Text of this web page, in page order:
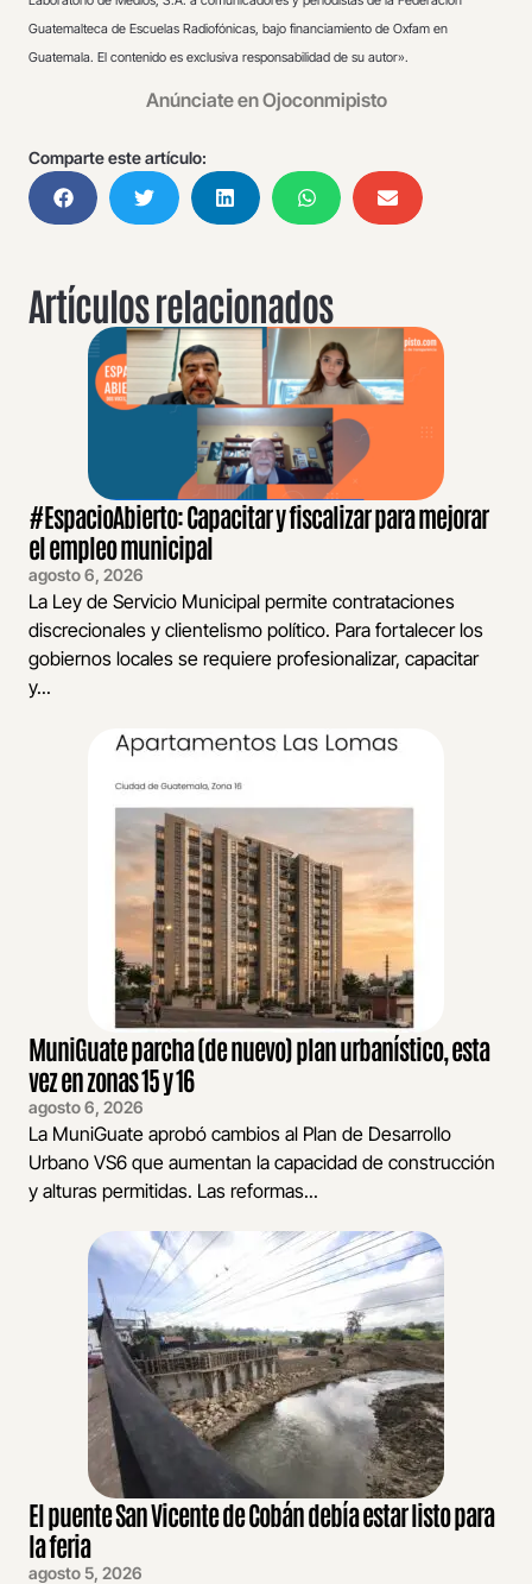
Guatemalteca de Escuelas Radiofónicas, bajo financiamiento de Oxfam en
Guatemala. El contenido es exclusiva responsabilidad de su autor».
Anúnciate en Ojoconmipisto
Comparte este artículo:
Artículos relacionados
#EspacioAbierto: Capacitar y fiscalizar para mejorar
el empleo municipal
agosto 6, 2026
La Ley de Servicio Municipal permite contrataciones
discrecionales y clientelismo político. Para fortalecer los
gobiernos locales se requiere profesionalizar, capacitar
y...
MuniGuate parcha (de nuevo) plan urbanístico, esta
vez en zonas 15 y 16
agosto 6, 2026
La MuniGuate aprobó cambios al Plan de Desarrollo
Urbano VS6 que aumentan la capacidad de construcción
y alturas permitidas. Las reformas...
El puente San Vicente de Cobán debía estar listo para
la feria
agosto 5, 2026